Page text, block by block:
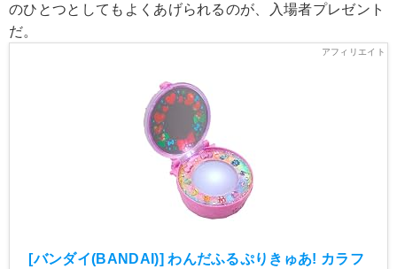
のひとつとしてもよくあげられるのが、入場者プレゼント
だ。
[バンダイ(BANDAI)] わんだふるぷりきゅあ! カラフ